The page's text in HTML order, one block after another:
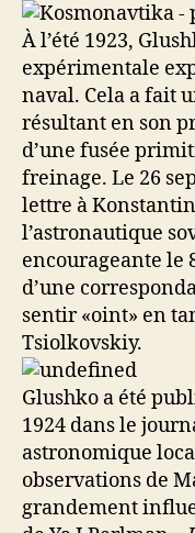
À l’été 1923,
expérimentale
naval. Cela a fait
résultant en son
d’une fusée
freinage. Le 26
lettre à
l’astronautique
encourageante le
d’une
sentir «oint» en
Glushko a été
1924 dans le
astronomique
observations de
grandement